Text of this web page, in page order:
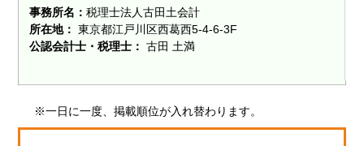
事務所名：税理士法人古田土会計
所在地： 東京都江戸川区西葛西5-4-6-3F
公認会計士・税理士： 古田 土満
※一日に一度、掲載順位が入れ替わります。